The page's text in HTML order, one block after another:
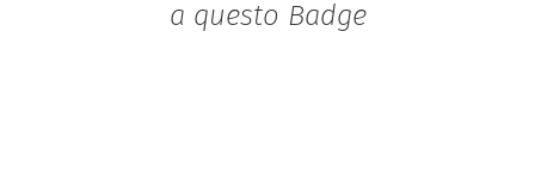
a questo Badge